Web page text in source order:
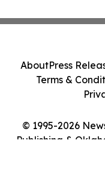
© 1995-2026
Publishing &
AboutPress
Terms &